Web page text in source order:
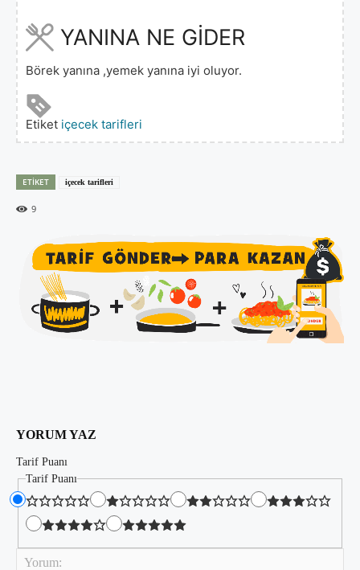
YANINA NE GİDER
Börek yanına ,yemek yanına iyi oluyor.
Etiket içecek tarifleri
ETIKET içecek tarifleri
9
YORUM YAZ
Tarif Puanı
Tarif Puanı